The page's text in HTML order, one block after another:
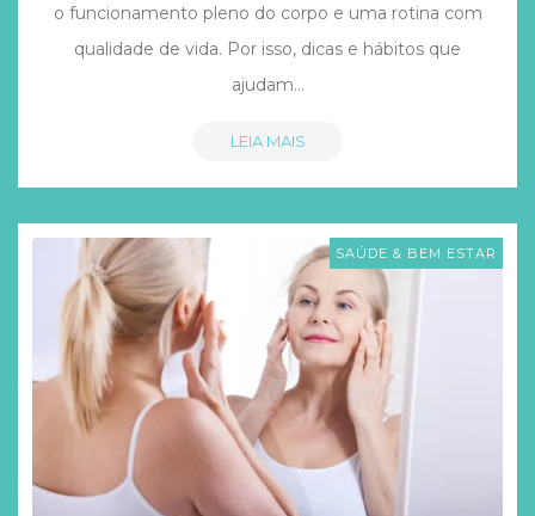
o funcionamento pleno do corpo e uma rotina com
qualidade de vida. Por isso, dicas e hábitos que
ajudam…
LEIA MAIS
SAÚDE & BEM ESTAR